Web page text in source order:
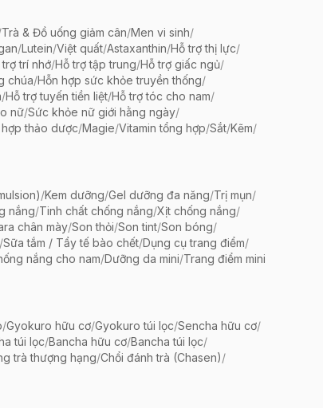
Trà & Đồ uống giảm cân/Men vi sinh/
/Lutein/Việt quất/Astaxanthin/Hỗ trợ thị lực/
trợ trí nhớ/Hỗ trợ tập trung/Hỗ trợ giấc ngủ/
chúa/Hỗn hợp sức khỏe truyền thống/
/Hỗ trợ tuyến tiền liệt/Hỗ trợ tóc cho nam/
nữ/Sức khỏe nữ giới hằng ngày/
hợp thảo dược/Magie/Vitamin tổng hợp/Sắt/Kẽm/
/Kem dưỡng/Gel dưỡng đa năng/Trị mụn/
nắng/Tinh chất chống nắng/Xịt chống nắng/
chân mày/Son thỏi/Son tint/Son bóng/
/Sữa tắm / Tẩy tế bào chết/Dụng cụ trang điểm/
nắng cho nam/Dưỡng da mini/Trang điểm mini
/Gyokuro hữu cơ/Gyokuro túi lọc/Sencha hữu cơ/
túi lọc/Bancha hữu cơ/Bancha túi lọc/
trà thượng hạng/Chổi đánh trà (Chasen)/